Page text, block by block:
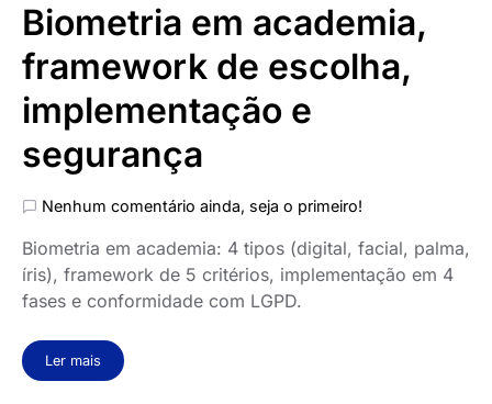
Biometria em academia,
framework de escolha,
implementação e
segurança
Nenhum comentário ainda, seja o primeiro!
Biometria em academia: 4 tipos (digital, facial, palma,
íris), framework de 5 critérios, implementação em 4
fases e conformidade com LGPD.
Ler mais